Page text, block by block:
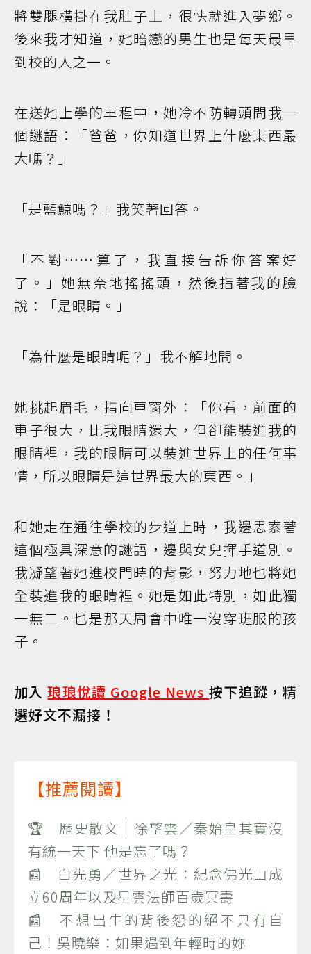
將雙腿橫掛在我肚子上，很快就進入夢鄉。
後來我才知道，她暗戀的男生也是每天最早
到校的人之一。
在送她上學的車程中，她冷不防轉頭問我一
個謎語：「爸爸，你知道世界上什麼東西最
大嗎？」
「是藍鯨嗎？」我笑著回答。
「不對……算了，我直接告訴你答案好
了。」她無奈地搖搖頭，然後指著我的臉
說：「是眼睛。」
「為什麼是眼睛呢？」我不解地問。
她挑起眉毛，指向車窗外：「你看，前面的
車子很大，比我眼睛還大，但卻能裝進我的
眼睛裡，我的眼睛可以裝進世界上的任何事
情，所以眼睛是這世界最大的東西。」
和她走在通往學校的步道上時，我邊思索著
這個極具深意的謎語，邊與女兒揮手道別。
我凝望著她進校門時的背影，努力地也將她
全裝進我的眼睛裡。她是如此特別，如此獨
一無二。也是那天周會中唯一沒穿班服的孩
子。
加入琅琅悅讀 Google News按下追蹤，精
選好文不漏接！
【推薦閱讀】
🏆 歷史散文｜徐望雲／秦始皇其實沒
有統一天下 他是忘了嗎？
📰 白先勇／世界之光：紀念佛光山成
立60周年以及星雲法師百歲冥壽
📰 不想出生的背後怨的絕不只有自
己！吳曉樂：如果遇到年輕時的妳